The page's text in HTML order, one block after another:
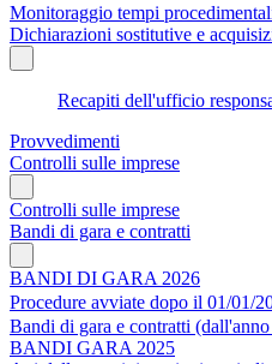
Monitoraggio tempi
Dichiarazioni sostitutive e
Recapiti dell'ufficio
Provvedimenti
Controlli sulle imprese
Controlli sulle imprese
Bandi di gara e contratti
BANDI DI GARA 2026
Procedure avviate dopo il 01/01/
Bandi di gara e contratti
BANDI GARA 2025